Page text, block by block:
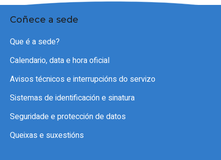
Coñece a sede
Que é a sede?
Calendario, data e hora oficial
Avisos técnicos e interrupcións do servizo
Sistemas de identificación e sinatura
Seguridade e protección de datos
Queixas e suxestións